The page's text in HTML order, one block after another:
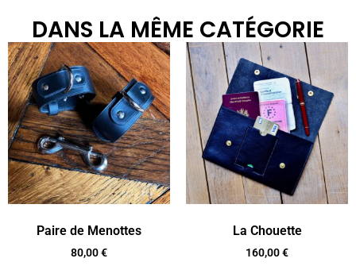
DANS LA MÊME CATÉGORIE
Paire de Menottes
80,00€
La Chouette
160,00€